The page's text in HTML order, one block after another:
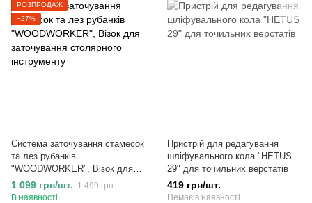
РОЗПРОДАЖ
−27%
Система заточування стамесок
та лез рубанків
"WOODWORKER", Візок для
заточування столярного
інструменту
1 099 грн/шт. 1 499 грн
В наявності
Пристрій для редагування
шліфувального кола "HETUS
29" для точильних верстатів
419 грн/шт.
Немає в наявності